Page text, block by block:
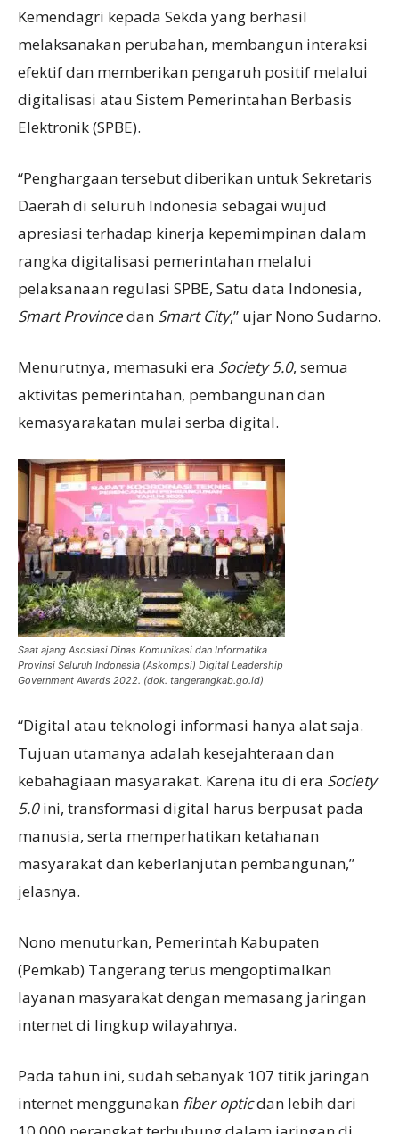
Kemendagri kepada Sekda yang berhasil
melaksanakan perubahan, membangun interaksi
efektif dan memberikan pengaruh positif melalui
digitalisasi atau Sistem Pemerintahan Berbasis
Elektronik (SPBE).
“Penghargaan tersebut diberikan untuk Sekretaris
Daerah di seluruh Indonesia sebagai wujud
apresiasi terhadap kinerja kepemimpinan dalam
rangka digitalisasi pemerintahan melalui
pelaksanaan regulasi SPBE, Satu data Indonesia,
Smart Provincedan Smart City,” ujar Nono Sudarno.
Menurutnya, memasuki era Society 5.0, semua
aktivitas pemerintahan, pembangunan dan
kemasyarakatan mulai serba digital.
Saat ajang Asosiasi Dinas Komunikasi dan Informatika
Provinsi Seluruh Indonesia (Askompsi) Digital Leadership
Government Awards 2022. (dok. tangerangkab.go.id)
“Digital atau teknologi informasi hanya alat saja.
Tujuan utamanya adalah kesejahteraan dan
kebahagiaan masyarakat. Karena itu di era Society
5.0ini, transformasi digital harus berpusat pada
manusia, serta memperhatikan ketahanan
masyarakat dan keberlanjutan pembangunan,”
jelasnya.
Nono menuturkan, Pemerintah Kabupaten
(Pemkab) Tangerang terus mengoptimalkan
layanan masyarakat dengan memasang jaringan
internet di lingkup wilayahnya.
Pada tahun ini, sudah sebanyak 107 titik jaringan
internet menggunakan fiber opticdan lebih dari